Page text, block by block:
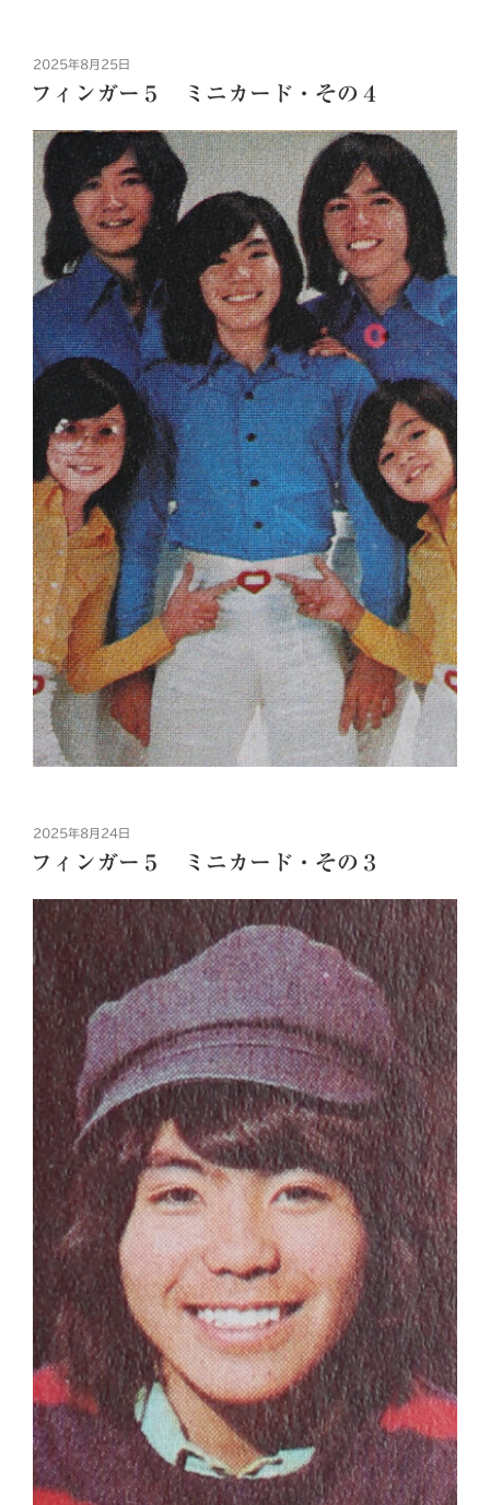
投
稿
日:
2025年8月25日
フィンガー５ ミニカード・その４
投
日:
2025年8月24日
フィンガー５ ミニカード・その３